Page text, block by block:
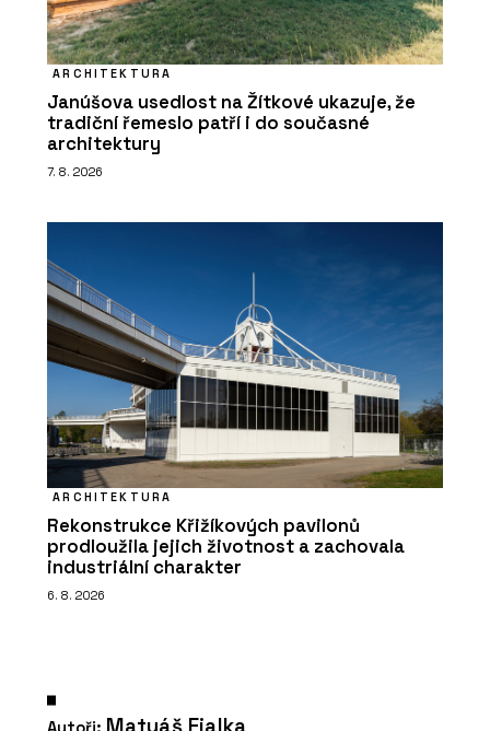
ARCHITEKTURA
Janúšova usedlost na Žítkové ukazuje, že
tradiční řemeslo patří i do současné
architektury
7. 8. 2026
ARCHITEKTURA
Rekonstrukce Křižíkových pavilonů
prodloužila jejich životnost a zachovala
industriální charakter
6. 8. 2026
Autoři: Matyáš Fialka